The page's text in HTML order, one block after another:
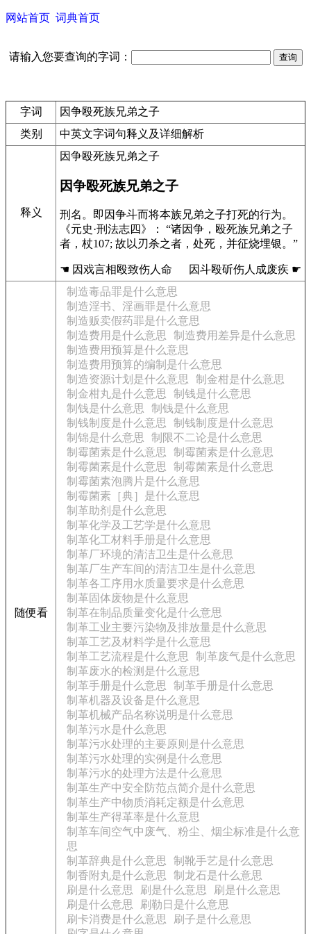
网站首页 词典首页
请输入您要查询的字词：
字词
因争殴死族兄弟之子
类别
中英文字词句释义及详细解析
释义
因争殴死族兄弟之子
因争殴死族兄弟之子
刑名。即因争斗而将本族兄弟之子打死的行为。
《元史·刑法志四》： “诸因争，殴死族兄弟之子
者，杖107; 故以刃杀之者，处死，并征烧埋银。”
☚ 因戏言相殴致伤人命 因斗殴斫伤人成废疾 ☛
随便看
制造毒品罪是什么意思
制造淫书、淫画罪是什么意思
制造贩卖假药罪是什么意思
制造费用是什么意思
制造费用差异是什么意思
制造费用预算是什么意思
制造费用预算的编制是什么意思
制造资源计划是什么意思
制金柑是什么意思
制金柑丸是什么意思
制钱是什么意思
制钱是什么意思
制钱是什么意思
制钱制度是什么意思
制钱制度是什么意思
制锦是什么意思
制限不二论是什么意思
制霉菌素是什么意思
制霉菌素是什么意思
制霉菌素是什么意思
制霉菌素是什么意思
制霉菌素泡腾片是什么意思
制霉菌素［典］是什么意思
制革助剂是什么意思
制革化学及工艺学是什么意思
制革化工材料手册是什么意思
制革厂环境的清洁卫生是什么意思
制革厂生产车间的清洁卫生是什么意思
制革各工序用水质量要求是什么意思
制革固体废物是什么意思
制革在制品质量变化是什么意思
制革工业主要污染物及排放量是什么意思
制革工艺及材料学是什么意思
制革工艺流程是什么意思
制革废气是什么意思
制革废水的检测是什么意思
制革手册是什么意思
制革手册是什么意思
制革机器及设备是什么意思
制革机械产品名称说明是什么意思
制革污水是什么意思
制革污水处理的主要原则是什么意思
制革污水处理的实例是什么意思
制革污水的处理方法是什么意思
制革生产中安全防范点简介是什么意思
制革生产中物质消耗定额是什么意思
制革生产得革率是什么意思
制革车间空气中废气、粉尘、烟尘标准是什么意
思
制革辞典是什么意思
制靴手艺是什么意思
制香附丸是什么意思
制龙石是什么意思
刷是什么意思
刷是什么意思
刷是什么意思
刷是什么意思
刷勒日是什么意思
刷卡消费是什么意思
刷子是什么意思